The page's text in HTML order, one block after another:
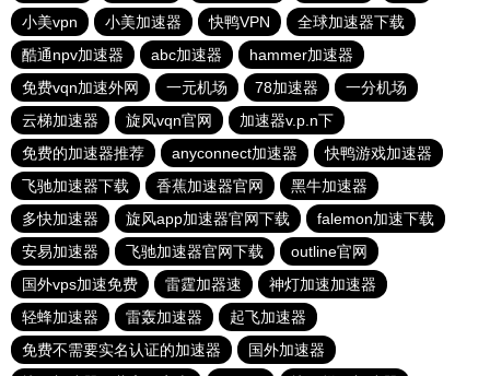
小美vpn
小美加速器 快鸭VPN
全球加速器下载
酷通npv加速器
abc加速器
hammer加速器
免费vqn加速外网
一元机场 78加速器
一分机场
云梯加速器
旋风vqn官网
加速器v.p.n下
免费的加速器推荐
anyconnect加速器
快鸭游戏加速器
飞驰加速器下载
香蕉加速器官网
黑牛加速器
多快加速器
旋风app加速器官网下载
falemon加速下载
安易加速器
飞驰加速器官网下载
outline官网
国外vps加速免费
雷霆加器速
神灯加速加速器
轻蜂加速器
雷轰加速器
起飞加速器
免费不需要实名认证的加速器
国外加速器